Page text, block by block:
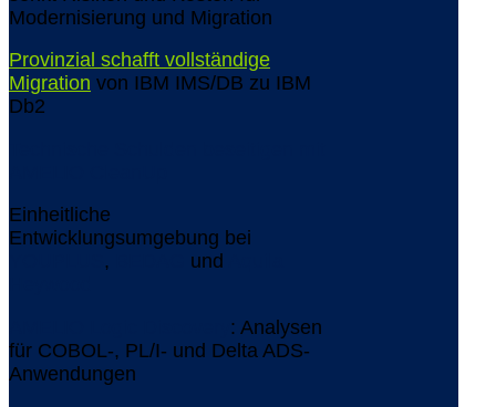
Modernisierung und Migration
Provinzial schafft vollständige
Migration von IBM IMS/DB zu IBM
Db2
Einheitliche
Entwicklungsumgebung bei
, und
: Analysen
für COBOL-, PL/I- und Delta ADS-
Anwendungen